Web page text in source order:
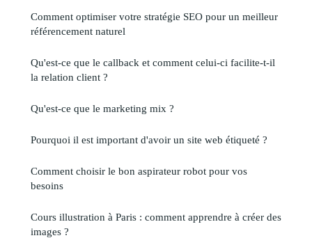
Comment optimiser votre stratégie SEO pour un meilleur
référencement naturel
Qu'est-ce que le callback et comment celui-ci facilite-t-il
la relation client ?
Qu'est-ce que le marketing mix ?
Pourquoi il est important d'avoir un site web étiqueté ?
Comment choisir le bon aspirateur robot pour vos
besoins
Cours illustration à Paris : comment apprendre à créer des
images ?